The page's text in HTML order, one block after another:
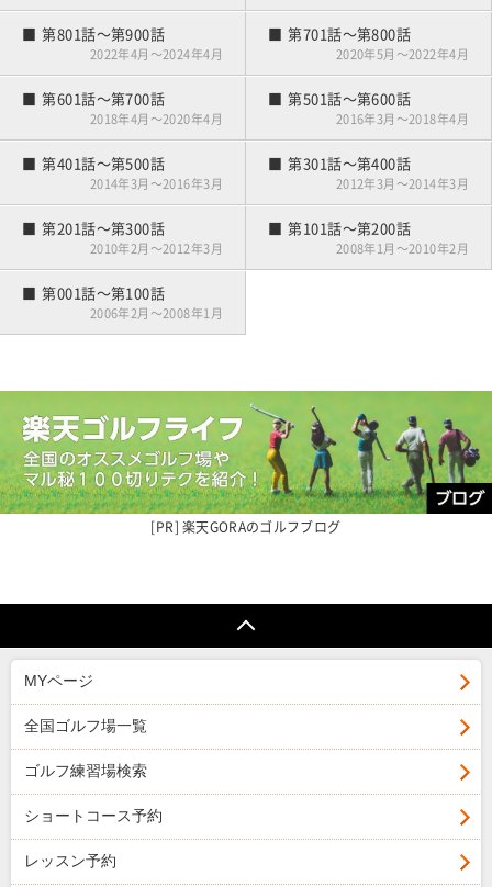
第801話～第900話
2022年4月～2024年4月
第701話～第800話
2020年5月～2022年4月
第601話～第700話
2018年4月～2020年4月
第501話～第600話
2016年3月～2018年4月
第401話～第500話
2014年3月～2016年3月
第301話～第400話
2012年3月～2014年3月
第201話～第300話
2010年2月～2012年3月
第101話～第200話
2008年1月～2010年2月
第001話～第100話
2006年2月～2008年1月
楽天GORAのゴルフブログ
MYページ
全国ゴルフ場一覧
ゴルフ練習場検索
ショートコース予約
レッスン予約